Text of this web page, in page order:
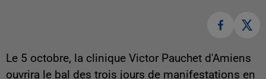
Le 5 octobre, la clinique Victor Pauchet d'Amiens
ouvrira le bal des trois jours de manifestations en